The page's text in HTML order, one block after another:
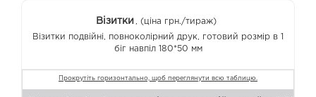
Візитки
, (ціна грн./тираж)
Візитки подвійні, повноколірний друк, готовий розмір в 1
біг навпіл 180*50 мм